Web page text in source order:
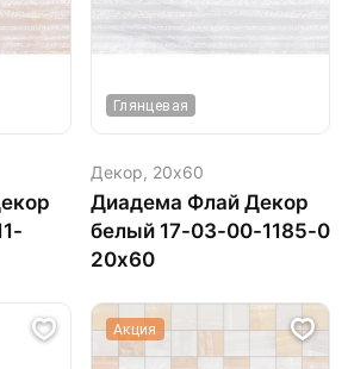
Глянцевая
Декор, 20х60
Диадема Флай Декор
белый 17-03-00-1185-0
20х60
Акция